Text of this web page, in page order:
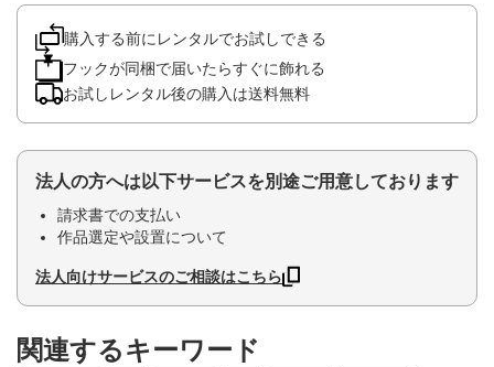
購入する前にレンタルでお試しできる
フックが同梱で届いたらすぐに飾れる
お試しレンタル後の購入は送料無料
法人の方へは以下サービスを別途ご用意しております
請求書での支払い
作品選定や設置について
法人向けサービスのご相談はこちら
関連するキーワード